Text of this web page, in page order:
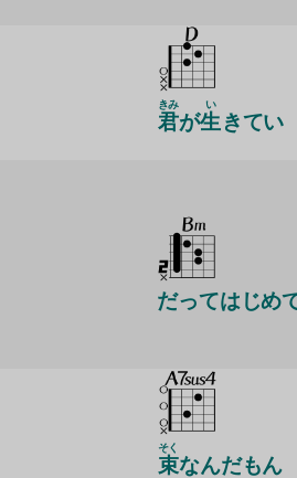
君
きみ
が生
い
きてい
だってはじめ
束
そく
なんだもん